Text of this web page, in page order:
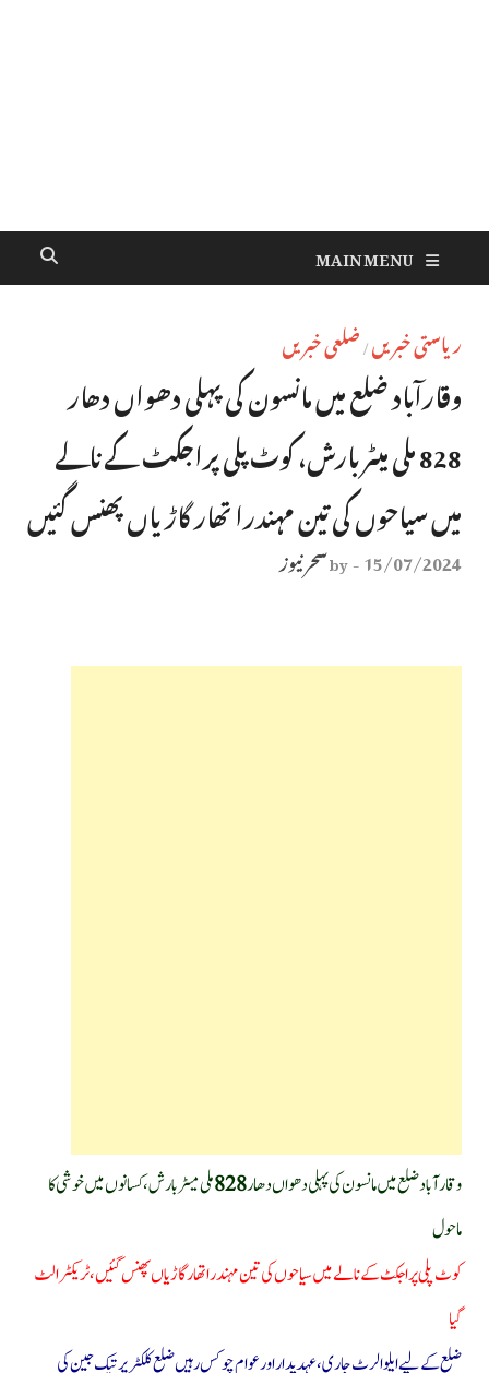
MAIN MENU
ریاستی خبریں / ضلعی خبریں
وقارآباد ضلع میں مانسون کی پہلی دھواں دھار
828 ملی میٹر بارش، کوٹ پلی پراجکٹ کے نالے
میں سیاحوں کی تین مہندرا تھار گاڑیاں پھنس گئیں
15/07/2024
-
byسحر نیوز
وقارآباد ضلع میں مانسون کی پہلی دھواں دھار828ملی میٹر بارش، کسانوں میں خوشی کا
ماحول
کوٹ پلی پراجکٹ کے نالے میں سیاحوں کی تین مہندرا تھار گاڑیاں پھنس گئیں، ٹریکٹر الٹ
گیا
ضلع کے لیے ایلو الرٹ جاری،عہدیدار اور عوام چوکس رہیں ضلع کلکٹر پرتیک جین کی